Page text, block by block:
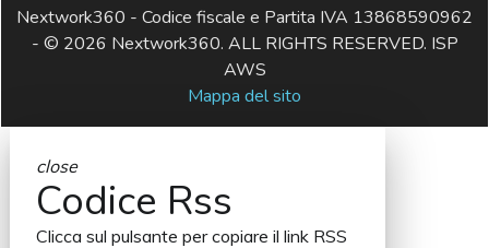
Nextwork360 - Codice fiscale e Partita IVA 13868590962
- © 2026 Nextwork360. ALL RIGHTS RESERVED. ISP
AWS
Mappa del sito
close
Codice Rss
Clicca sul pulsante per copiare il link RSS